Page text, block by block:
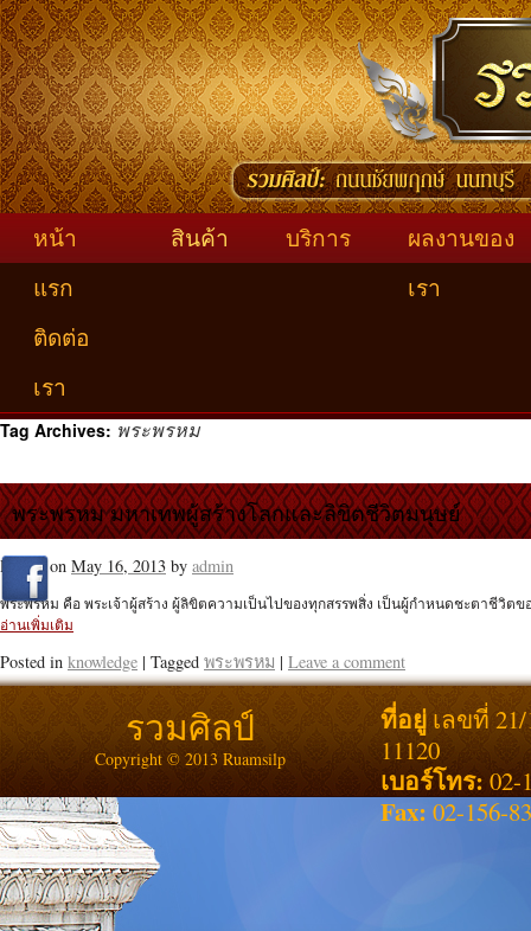
หน้า
แรก
สินค้า บริการ
ผลงานของ
เรา
ติดต่อ
เรา
Tag Archives: พระพรหม
พระพรหม มหาเทพผู้สร้างโลกและลิขิตชีวิตมนุษย์
Posted on May 16, 2013 by admin
พระพรหม คือ พระเจ้าผู้สร้าง ผู้ลิขิตความเป็นไปของทุกสรรพสิ่ง เป็นผู้กำหนดชะตาชีวิ
อ่านเพิ่มเติม
Posted in knowledge | Tagged พระพรหม | Leave a comment
รวมศิลป์
Copyright © 2013 Ruamsilp
ที่อยู่ เลขที่
11120
เบอร์โทร: 02-
Fax: 02-156-